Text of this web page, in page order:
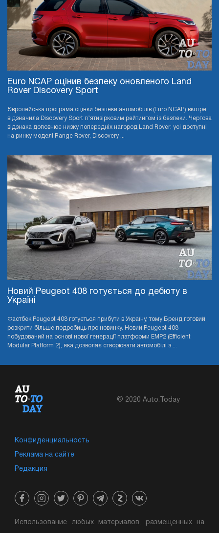
Euro NCAP оцінив безпеку оновленого Land
Rover Discovery Sport
Європейська програма оцінки безпеки автомобілів (Euro NCAP) вкотре
відзначила Discovery Sport п’ятизірковим рейтингом із безпеки. Чергова
відзнака доповнює низку попередніх нагород Land Rover: усі доступні
на ринку моделі Range Rover, Discovery ...
Новий Peugeot 408 готується до дебюту в
Україні
Фастбек Peugeot 408 готується прибути в Україну, тому Бренд готовий
розкрити більше подробиць про новинку. Новий Peugeot 408
побудований на основі нової генерації платформи EMP2 (Efficient
Modular Platform 2), яка дозволяє створювати автомобілі з ...
© 2020 Auto.Today
Конфиденциальность
Реклама на сайте
Редакция
Использование любых материалов, размещенных на